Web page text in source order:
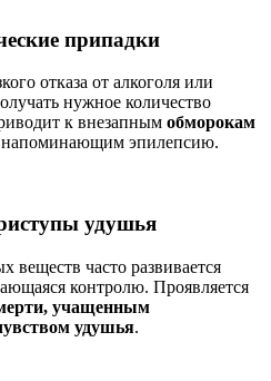
припадки
отказа от алкоголя или
нужное количество
к внезапным обморокам
напоминающим эпилепсию.
удушья
веществ часто развивается
контролю. Проявляется
учащенным
удушья.